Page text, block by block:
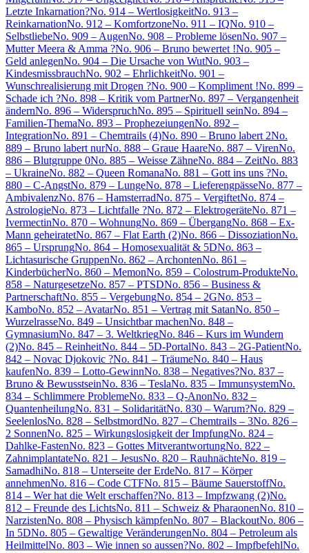
Letzte Inkarnation?No. 914 – WertlosigkeitNo. 913 –
ReinkarnationNo. 912 – KomfortzoneNo. 911 – IQNo. 910 –
SelbstliebeNo. 909 – AugenNo. 908 – Probleme lösenNo. 907 –
Mutter Meera & Amma ?No. 906 – Bruno bewertet !No. 905 –
Geld anlegenNo. 904 – Die Ursache von WutNo. 903 –
KindesmissbrauchNo. 902 – EhrlichkeitNo. 901 –
Wunschrealisierung mit Drogen ?No. 900 – Kompliment !No. 899 –
Schade ich ?No. 898 – Kritik vom PartnerNo. 897 – Vergangenheit
ändernNo. 896 – WiderspruchNo. 895 – Spirituell seinNo. 894 –
Familien-ThemaNo. 893 – ProphezeiungenNo. 892 –
IntegrationNo. 891 – Chemtrails (4)No. 890 – Bruno labert 2No.
889 – Bruno labert nurNo. 888 – Graue HaareNo. 887 – VirenNo.
886 – Blutgruppe 0No. 885 – Weisse ZähneNo. 884 – ZeitNo. 883
– UkraineNo. 882 – Queen RomanaNo. 881 – Gott ins uns ?No.
880 – C-AngstNo. 879 – LungeNo. 878 – LieferengpässeNo. 877 –
AmbivalenzNo. 876 – HamsterradNo. 875 – VergiftetNo. 874 –
AstrologieNo. 873 – Lichtfalle ?No. 872 – ElektrogeräteNo. 871 –
IvermectinNo. 870 – WohnungNo. 869 – ÜbergangNo. 868 – Ex-
Mann geheiratetNo. 867 – Flat Earth (2)No. 866 – DissoziationNo.
865 – UrsprungNo. 864 – Homosexualität & 5DNo. 863 –
Lichtasurische GruppenNo. 862 – ArchontenNo. 861 –
KinderbücherNo. 860 – MemonNo. 859 – Colostrum-ProdukteNo.
858 – NaturgesetzeNo. 857 – PTSDNo. 856 – Business &
PartnerschaftNo. 855 – VergebungNo. 854 – 2GNo. 853 –
KamboNo. 852 – AvatarNo. 851 – Vertrag mit SatanNo. 850 –
WurzelrasseNo. 849 – Unsichtbar machenNo. 848 –
GymnasiumNo. 847 – 3. WeltkriegNo. 846 – Kurs im Wundern
(2)No. 845 – ReinheitNo. 844 – 5D-PortalNo. 843 – 2G-PatientNo.
842 – Novac Djokovic ?No. 841 – TräumeNo. 840 – Haus
kaufenNo. 839 – Lotto-GewinnNo. 838 – Negatives?No. 837 –
Bruno & BewusstseinNo. 836 – TeslaNo. 835 – ImmunsystemNo.
834 – Schlimmere ProblemeNo. 833 – Q-AnonNo. 832 –
QuantenheilungNo. 831 – SolidaritätNo. 830 – Warum?No. 829 –
SeelenlosNo. 828 – SelbstmordNo. 827 – Chemtrails – 3No. 826 –
2 SonnenNo. 825 – Wirkungslosigkeit der ImpfungNo. 824 –
Dahlke-FastenNo. 823 – Gottes MitverantwortungNo. 822 –
ZahnimplantateNo. 821 – JesusNo. 820 – RauhnächteNo. 819 –
SamadhiNo. 818 – Unterseite der ErdeNo. 817 – Körper
annehmenNo. 816 – Code CTFNo. 815 – Bäume SauerstoffNo.
814 – Wer hat die Welt erschaffen?No. 813 – Impfzwang (2)No.
812 – Freunde des LichtsNo. 811 – Schweiz & PharaonenNo. 810 –
NarzistenNo. 808 – Physisch kämpfenNo. 807 – BlackoutNo. 806 –
In 5DNo. 805 – Gewaltige VeränderungenNo. 804 – Petroleum als
HeilmittelNo. 803 – Wie innen so aussen?No. 802 – ImpfbefehlNo.